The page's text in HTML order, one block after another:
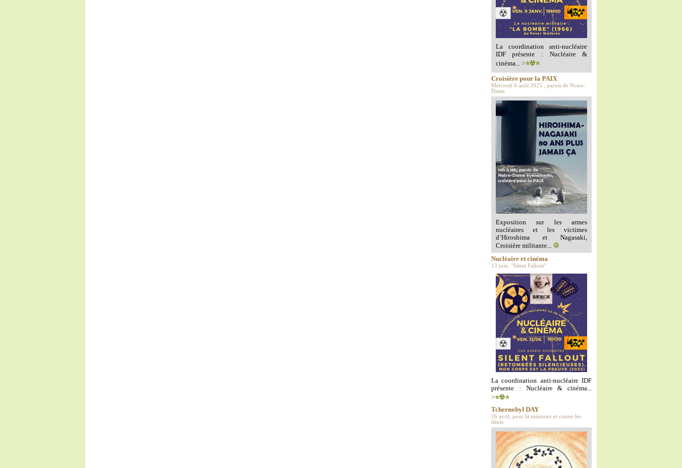
La coordination anti-nucléaire
IDF présente : Nucléaire &
cinéma... >⭐️☢️⭐️
Croisière pour la PAIX
Mercredi 6 août 2025 , parvis de Notre-
Dame
Exposition sur les armes
nucléaires et les victimes
d’Hiroshima et Nagasaki,
Croisière militante... ☮️
Nucléaire et cinéma
13 juin, "Silent Fallout"
La coordination anti-nucléaire IDF
présente : Nucléaire & cinéma...
>⭐️☢️⭐️
Tchernobyl DAY
26 avril, pour la mémoire et contre les
dénis